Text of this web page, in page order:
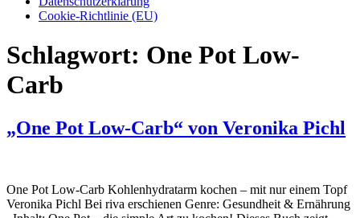
Cookie-Richtlinie (EU)
Schlagwort: One Pot Low-
Carb
„One Pot Low-Carb“ von Veronika Pichl
One Pot Low-Carb Kohlenhydratarm kochen – mit nur einem Topf
Veronika Pichl Bei riva erschienen Genre: Gesundheit & Ernährung